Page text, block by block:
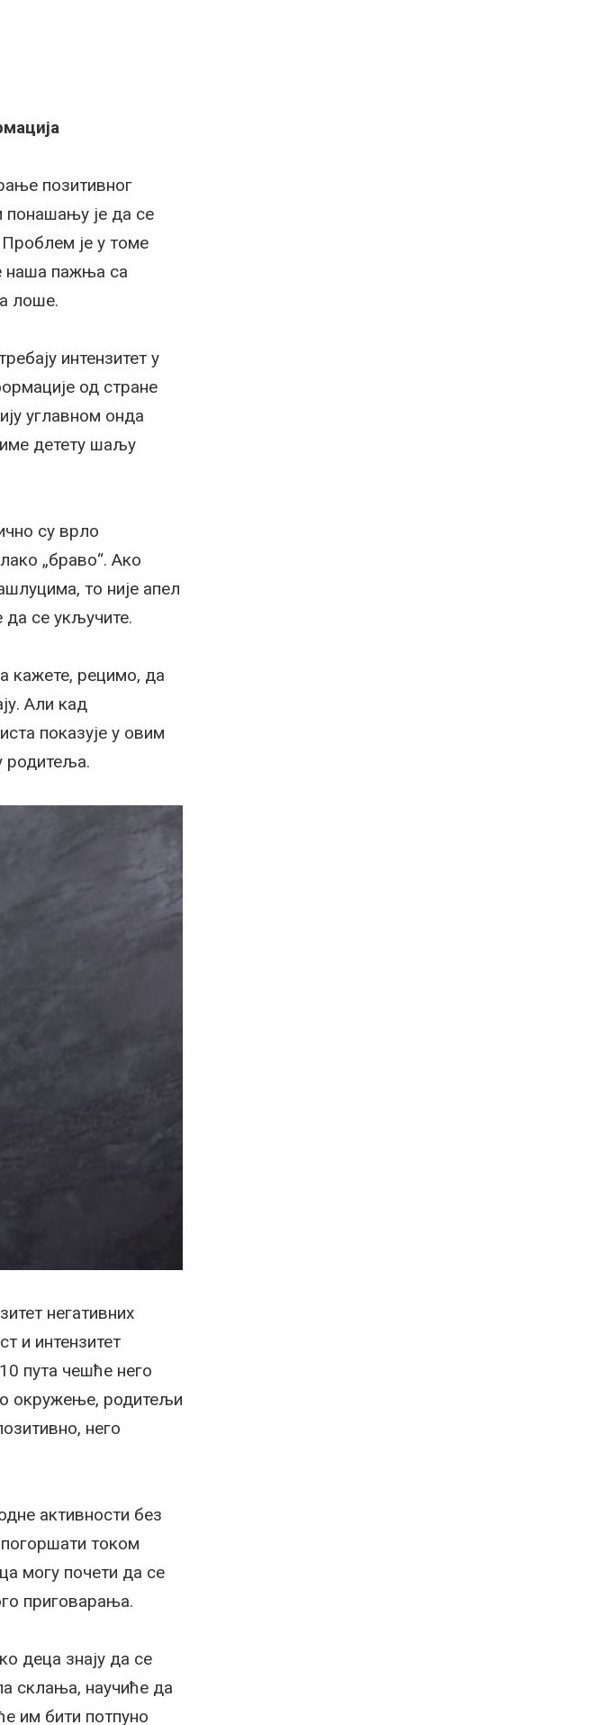
позитивног
је да се
је у томе
наша пажња са
лоше.
интензитет у
од стране
углавном онда
детету шаљу
су врло
„браво“. Ако
то није апел
се укључите.
кажете, рецимо, да
Али кад
показује у овим
родитеља.
негативних
и интензитет
пута чешће него
окружење, родитељи
него
активности без
током
могу почети да се
приговарања.
деца знају да се
склања, научиће да
им бити потпуно